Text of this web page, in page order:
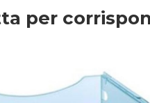
per